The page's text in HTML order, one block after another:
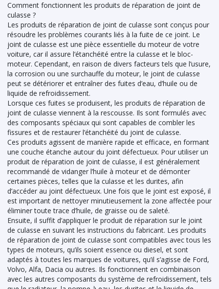
Comment fonctionnent les produits de réparation de joint de
culasse ?
Les produits de réparation de joint de culasse sont conçus pour
résoudre les problèmes courants liés à la fuite de ce joint. Le
joint de culasse est une pièce essentielle du moteur de votre
voiture, car il assure l’étanchéité entre la culasse et le bloc-
moteur. Cependant, en raison de divers facteurs tels que l’usure,
la corrosion ou une surchauffe du moteur, le joint de culasse
peut se détériorer et entraîner des fuites d’eau, d’huile ou de
liquide de refroidissement.
Lorsque ces fuites se produisent, les produits de réparation de
joint de culasse viennent à la rescousse. Ils sont formulés avec
des composants spéciaux qui sont capables de combler les
fissures et de restaurer l’étanchéité du joint de culasse.
Ces produits agissent de manière rapide et efficace, en formant
une couche étanche autour du joint défectueux. Pour utiliser un
produit de réparation de joint de culasse, il est généralement
recommandé de vidanger l’huile à moteur et de démonter
certaines pièces, telles que la culasse et les durites, afin
d’accéder au joint défectueux. Une fois que le joint est exposé, il
est important de nettoyer minutieusement la zone affectée pour
éliminer toute trace d’huile, de graisse ou de saleté.
Ensuite, il suffit d’appliquer le produit de réparation sur le joint
de culasse en suivant les instructions du fabricant. Les produits
de réparation de joint de culasse sont compatibles avec tous les
types de moteurs, qu’ils soient essence ou diesel, et sont
adaptés à toutes les marques de voitures, qu’il s’agisse de Ford,
Volvo, Alfa, Dacia ou autres. Ils fonctionnent en combinaison
avec les autres composants du système de refroidissement, tels